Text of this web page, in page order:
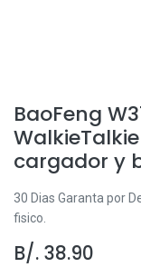
BaoFeng
cargador y
30 Dias Garanta por
fisico.
B/. 38.90